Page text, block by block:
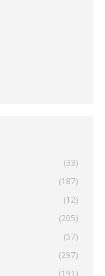
(33)
(187)
(12)
(205)
(57)
(297)
(191)